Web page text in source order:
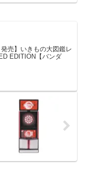
発売】いきもの大図鑑レ
EDITION【バンダ